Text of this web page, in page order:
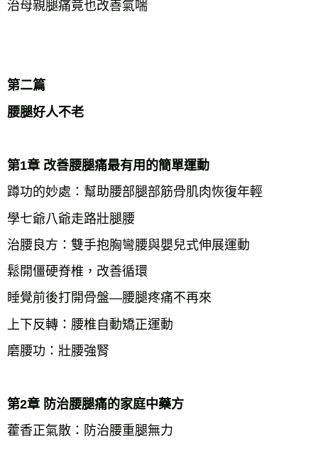
治母親腿痛竟也改善氣喘
第二篇
腰腿好人不老
第1章 改善腰腿痛最有用的簡單運動
蹲功的妙處：幫助腰部腿部筋骨肌肉恢復年輕
學七爺八爺走路壯腿腰
治腰良方：雙手抱胸彎腰與嬰兒式伸展運動
鬆開僵硬脊椎，改善循環
睡覺前後打開骨盤—腰腿疼痛不再來
上下反轉：腰椎自動矯正運動
磨腰功：壯腰強腎
第2章 防治腰腿痛的家庭中藥方
藿香正氣散：防治腰重腿無力